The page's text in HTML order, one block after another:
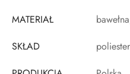
MATERIAŁ
SKŁAD